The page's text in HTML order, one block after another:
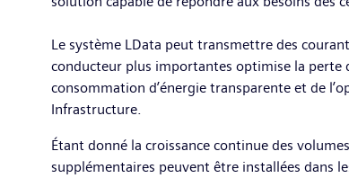
Le système LData peut transmettre des
conducteur plus importantes optimise la perte
consommation d’énergie transparente et de
Infrastructure.
Étant donné la croissance continue des
supplémentaires peuvent être installées dans